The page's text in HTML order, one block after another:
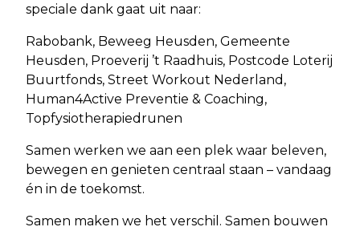
speciale dank gaat uit naar:
Rabobank, Beweeg Heusden, Gemeente
Heusden, Proeverij ’t Raadhuis, Postcode Loterij
Buurtfonds, Street Workout Nederland,
Human4Active Preventie & Coaching,
Topfysiotherapiedrunen
Samen werken we aan een plek waar beleven,
bewegen en genieten centraal staan – vandaag
én in de toekomst.
Samen maken we het verschil. Samen bouwen